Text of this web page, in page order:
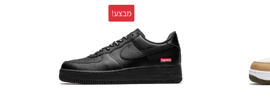
מבצע!